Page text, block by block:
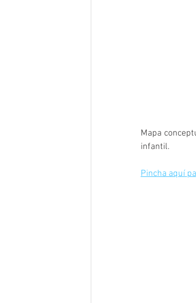
Mapa
infantil.
Pincha aquí